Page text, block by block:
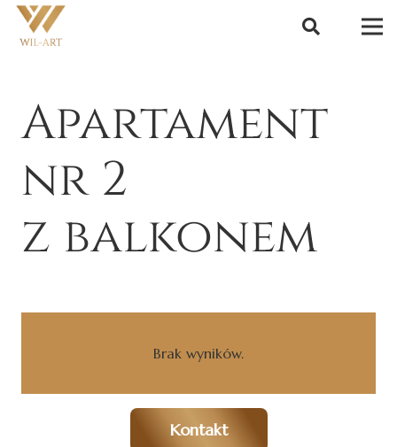
Apartament
nr 2
z balkonem
Brak wyników.
Kontakt